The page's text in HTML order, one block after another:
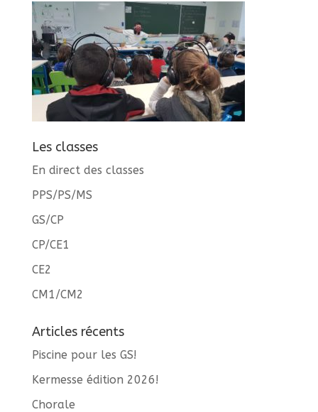
Les classes
En direct des classes
PPS/PS/MS
GS/CP
CP/CE1
CE2
CM1/CM2
Articles récents
Piscine pour les GS!
Kermesse édition 2026!
Chorale